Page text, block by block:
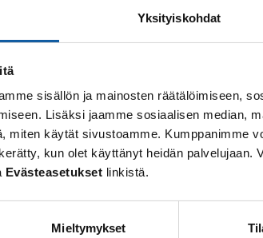
Yksityiskohdat
sisällön ja mainosten räätälöimiseen,
Lisäksi jaamme sosiaalisen median,
miten käytät sivustoamme. Kumppanimme
kun olet käyttänyt heidän
Evästeasetukset linkistä.
Mieltymykset
tällä viikolla (vko 33) puiden